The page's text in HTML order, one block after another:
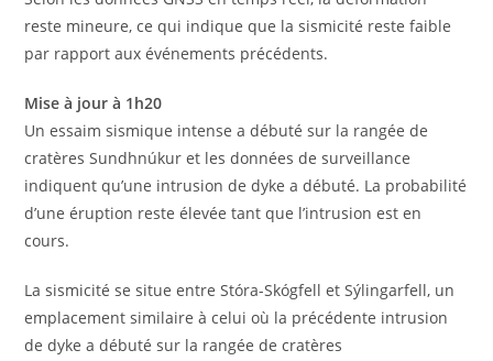
reste mineure, ce qui indique que la sismicité reste faible
par rapport aux événements précédents.
Mise à jour à 1h20
Un essaim sismique intense a débuté sur la rangée de
cratères Sundhnúkur et les données de surveillance
indiquent qu’une intrusion de dyke a débuté. La probabilité
d’une éruption reste élevée tant que l’intrusion est en
cours.
La sismicité se situe entre Stóra-Skógfell et Sýlingarfell, un
emplacement similaire à celui où la précédente intrusion
de dyke a débuté sur la rangée de cratères